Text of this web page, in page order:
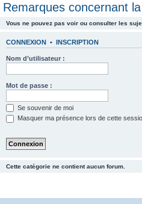
Remarques concernant
Vous ne pouvez pas voir ou consulter les
CONNEXION • INSCRIPTION
Nom d’utilisateur :
Mot de passe :
Se souvenir de moi
Masquer ma présence lors de cette
Cette catégorie ne contient aucun forum.